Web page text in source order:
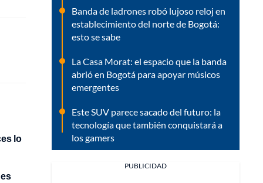
lo
Banda de ladrones robó lujoso reloj en
establecimiento del norte de Bogotá:
esto se sabe
La Casa Morat: el espacio que la banda
abrió en Bogotá para apoyar músicos
emergentes
Este SUV parece sacado del futuro: la
tecnología que también conquistará a
los gamers
PUBLICIDAD